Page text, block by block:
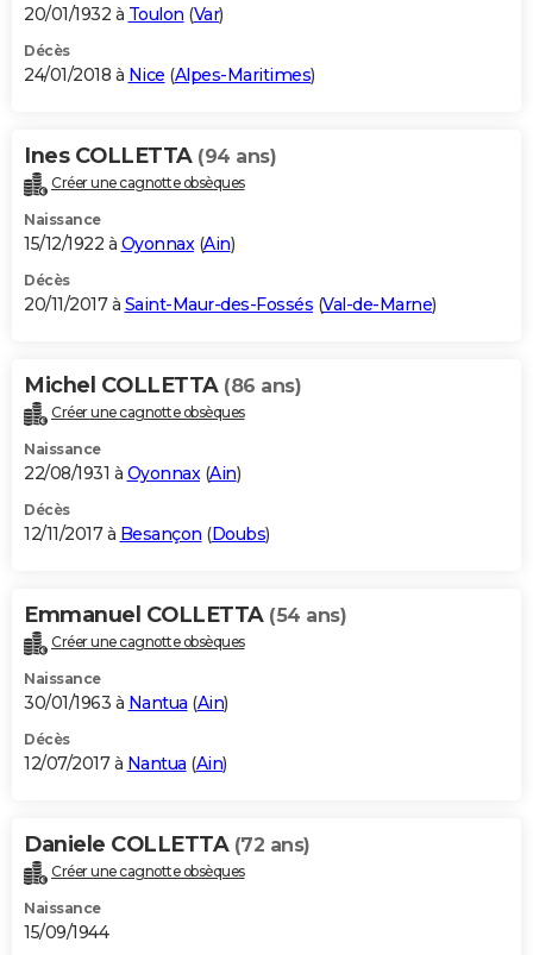
20/01/1932 à Toulon (Var)
Décès
24/01/2018 à Nice (Alpes-Maritimes)
Ines COLLETTA (94 ans)
Créer une cagnotte obsèques
Naissance
15/12/1922 à Oyonnax(Ain)
Décès
20/11/2017 à Saint-Maur-des-Fossés (Val-de-Marne)
Michel COLLETTA (86 ans)
Créer une cagnotte obsèques
Naissance
22/08/1931 à Oyonnax(Ain)
Décès
12/11/2017 à Besançon (Doubs)
Emmanuel COLLETTA (54 ans)
Créer une cagnotte obsèques
Naissance
30/01/1963 à Nantua (Ain)
Décès
12/07/2017 à Nantua (Ain)
Daniele COLLETTA (72 ans)
Créer une cagnotte obsèques
Naissance
15/09/1944